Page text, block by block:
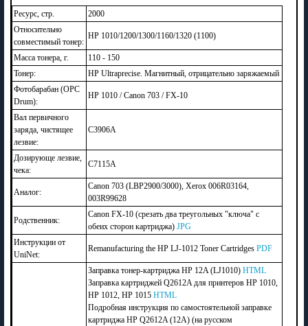
Ресурс, стр.
2000
Относительно
совместимый тонер:
HP 1010/1200/1300/1160/1320 (1100)
Масса тонера, г.
110 - 150
Тонер:
HP Ultraprecise. Магнитный, отрицательно заряжаемый
Фотобарабан (OPC
Drum):
HP 1010 / Canon 703 / FX-10
Вал первичного
заряда, чистящее
лезвие:
C3906A
Дозирующе лезвие,
чека:
C7115A
Аналог:
Canon 703 (LBP2900/3000), Xerox 006R03164,
003R99628
Родственник:
Canon FX-10 (срезать два треугольных "ключа" с
обеих сторон картриджа) JPG
Инструкции от
UniNet:
Remanufacturing the HP LJ-1012 Toner Cartridges PDF
Заправка тонер-картриджа HP 12A (LJ1010) HTML
Заправка картриджей Q2612A для принтеров HP 1010,
HP 1012, HP 1015 HTML
Подробная инструкция по самостоятельной заправке
картриджа HP Q2612A (12A) (на русском